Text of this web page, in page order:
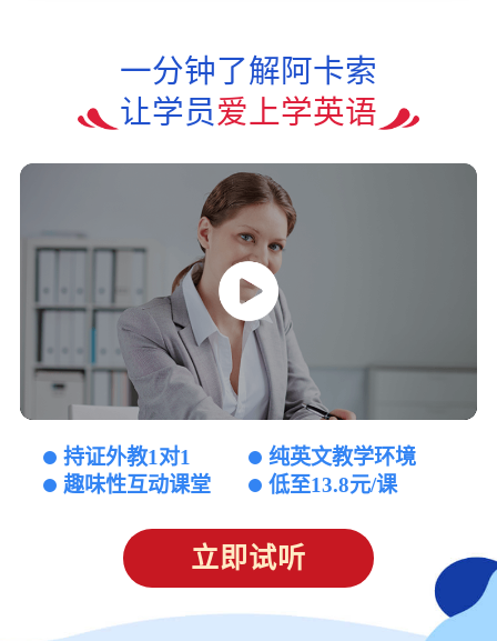
一分钟了解阿卡索
让学员爱上学英语
持证外教1对1
纯英文教学环境
趣味性互动课堂
低至13.8元/课
立即试听